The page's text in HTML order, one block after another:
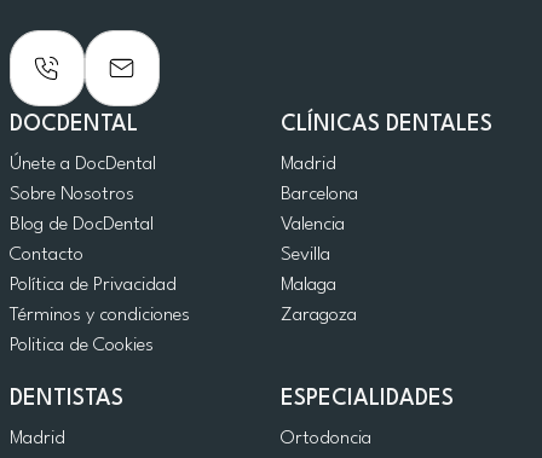
DOCDENTAL
Únete a DocDental
Sobre Nosotros
Blog de DocDental
Contacto
Política de Privacidad
Términos y condiciones
Politica de Cookies
CLÍNICAS DENTALES
Madrid
Barcelona
Valencia
Sevilla
Malaga
Zaragoza
DENTISTAS
Madrid
ESPECIALIDADES
Ortodoncia